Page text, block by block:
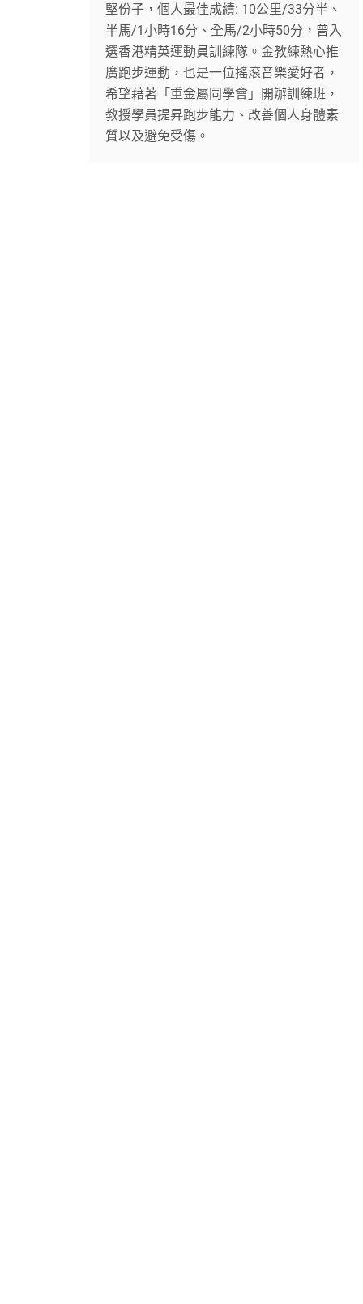
堅份子，個人最佳成績: 10公里/33分半、
半馬/1小時16分、全馬/2小時50分，曾入
選香港精英運動員訓練隊。金教練熱心推
廣跑步運動，也是一位搖滾音樂愛好者，
希望藉著「重金屬同學會」開辦訓練班，
教授學員提昇跑步能力、改善個人身體素
質以及避免受傷。